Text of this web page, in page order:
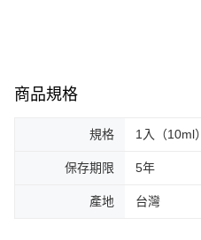
商品規格
規格 1入（10ml）
保存期限 5年
產地 台灣